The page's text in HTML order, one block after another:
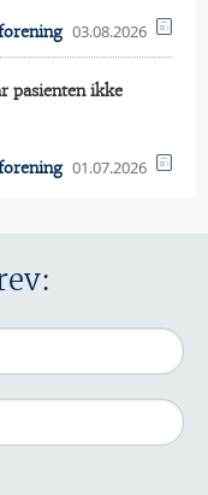
03.08.2026
pasienten ikke
01.07.2026